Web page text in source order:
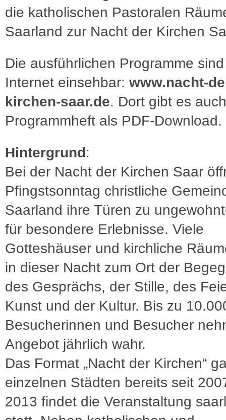
die katholischen Pastoralen
Saarland zur Nacht der Kirchen
Die ausführlichen Programme
Internet einsehbar: www.nacht-
kirchen-saar.de. Dort gibt es
Programmheft als PDF-Download.
Hintergrund:
Bei der Nacht der Kirchen Saar
Pfingstsonntag christliche
Saarland ihre Türen zu
für besondere Erlebnisse. Viele
Gotteshäuser und kirchliche
in dieser Nacht zum Ort der
des Gesprächs, der Stille, des
Kunst und der Kultur. Bis zu
Besucherinnen und Besucher
Angebot jährlich wahr.
Das Format „Nacht der Kirchen“
einzelnen Städten bereits seit
2013 findet die Veranstaltung